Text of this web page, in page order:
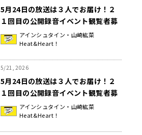
5月24日の放送は３人でお届け！２
１回目の公開録音イベント観覧者募
集が今日まで！『アインシュタイ
ン・山崎紘菜 Heat&Heart!』
アインシュタイン・山崎紘菜
Heat&Heart！
5/21, 2026
5月24日の放送は３人でお届け！２
１回目の公開録音イベント観覧者募
集中！『アインシュタイン・山崎紘
菜 Heat&Heart!』
アインシュタイン・山崎紘菜
Heat&Heart！